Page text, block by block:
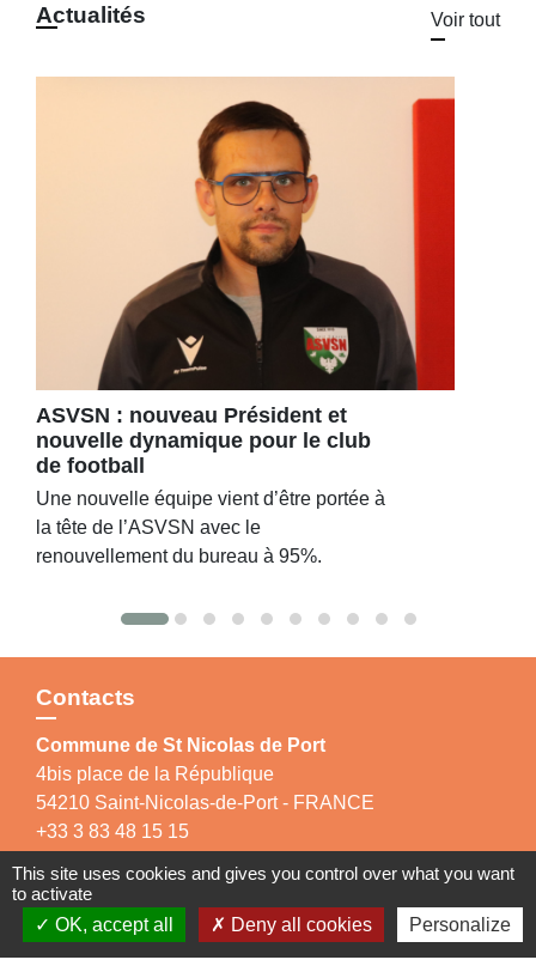
Actualités Voir tout
ASVSN : nouveau Président et
nouvelle dynamique pour le club
de football
Une nouvelle équipe vient d’être portée à
la tête de l’ASVSN avec le
renouvellement du bureau à 95%.
Contacts
Commune de St Nicolas de Port
4bis place de la République
54210 Saint-Nicolas-de-Port - FRANCE
+33 3 83 48 15 15
This site uses cookies and gives you control over what you want
to activate
OK, accept all
Deny all cookies Personalize